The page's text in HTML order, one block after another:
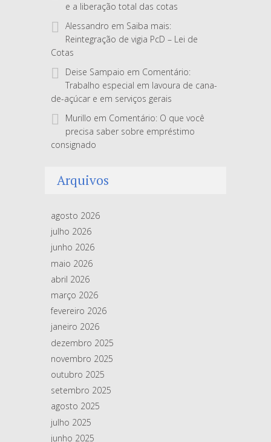
e a liberação total das cotas
Alessandro em Saiba mais:
Reintegração de vigia PcD – Lei de
Cotas
Deise Sampaio em Comentário:
Trabalho especial em lavoura de cana-
de-açúcar e em serviços gerais
Murillo em Comentário: O que você
precisa saber sobre empréstimo
consignado
Arquivos
agosto 2026
julho 2026
junho 2026
maio 2026
abril 2026
março 2026
fevereiro 2026
janeiro 2026
dezembro 2025
novembro 2025
outubro 2025
setembro 2025
agosto 2025
julho 2025
junho 2025